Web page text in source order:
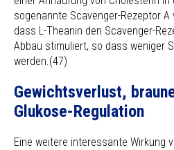
sogenannte Scavenger-Rezeptor
dass L-Theanin den Scavenger-
Abbau stimuliert, so dass weniger
werden.(47)
Gewichtsverlust,
Glukose-Regulation
Eine weitere interessante Wirkung